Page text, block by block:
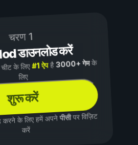
चरण 1
डाउनलोड करें
के लिए#1 ऐपहै3000+ गेमके
लिए
शुरू करें
करने के लिए हमें अपनेपीसीपर विज़िट
करें